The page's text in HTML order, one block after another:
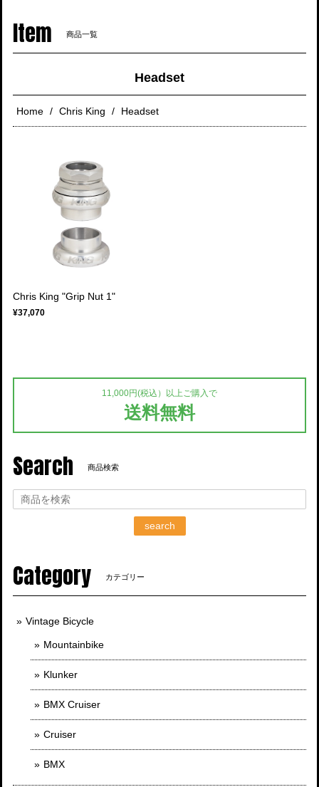
Item 商品一覧
Headset
Home Chris King Headset
Chris King "Grip Nut 1"
¥37,070
11,000円(税込）以上ご購入で
送料無料
Search 商品検索
search
Category カテゴリー
Vintage Bicycle
Mountainbike
Klunker
BMX Cruiser
Cruiser
BMX